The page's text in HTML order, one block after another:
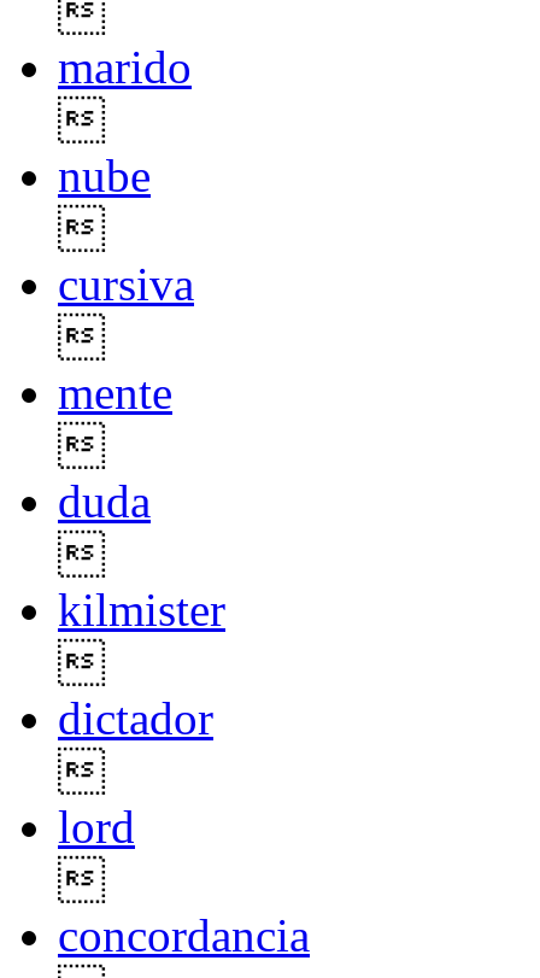
marido
nube
cursiva
mente
duda
kilmister
dictador
lord
concordancia